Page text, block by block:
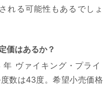
れる可能性もあるでしょ
価はあるか？
ヴァイキング・プライ
数は43度。希望小売価格